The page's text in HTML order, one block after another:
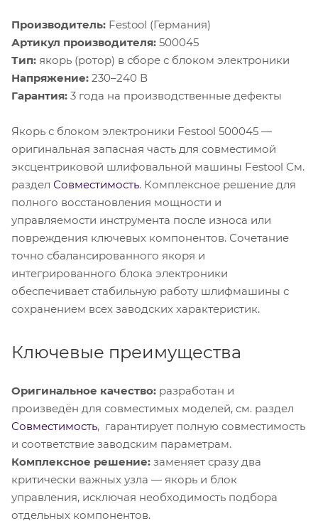
Производитель: Festool (Германия)
Артикул производителя: 500045
Тип: якорь (ротор) в сборе с блоком электроники
Напряжение: 230–240 В
Гарантия: 3 года на производственные дефекты
Якорь с блоком электроники Festool 500045 —
оригинальная запасная часть для совместимой
эксцентриковой шлифовальной машины Festool См.
раздел Совместимость. Комплексное решение для
полного восстановления мощности и
управляемости инструмента после износа или
повреждения ключевых компонентов. Сочетание
точно сбалансированного якоря и
интегрированного блока электроники
обеспечивает стабильную работу шлифмашины с
сохранением всех заводских характеристик.
Ключевые преимущества
Оригинальное качество: разработан и
произведён для совместимых моделей, см. раздел
Совместимость, гарантирует полную совместимость
и соответствие заводским параметрам.
Комплексное решение: заменяет сразу два
критически важных узла — якорь и блок
управления, исключая необходимость подбора
отдельных компонентов.